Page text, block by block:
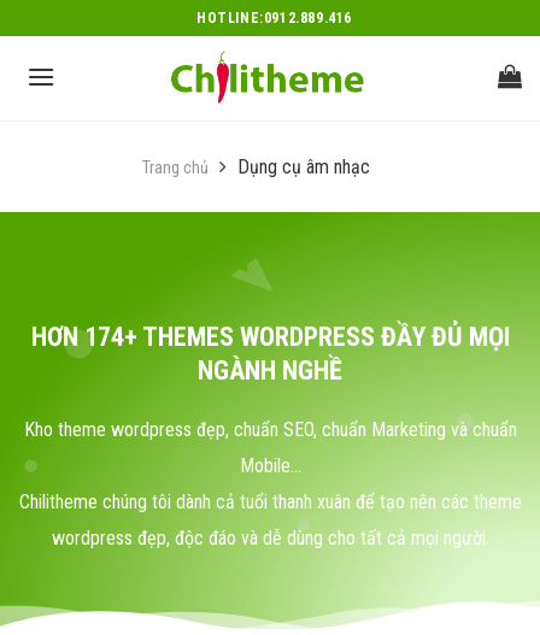
to
content
HOTLINE:0912.889.416
Trang chủ Dụng cụ âm nhạc
HƠN 174+ THEMES WORDPRESS ĐẦY ĐỦ MỌI
NGÀNH NGHỀ
Kho theme wordpress đẹp, chuẩn SEO, chuẩn Marketing và chuẩn
Mobile...
Chilitheme chúng tôi dành cả tuổi thanh xuân để tạo nên các theme
wordpress đẹp, độc đáo và dễ dùng cho tất cả mọi người.